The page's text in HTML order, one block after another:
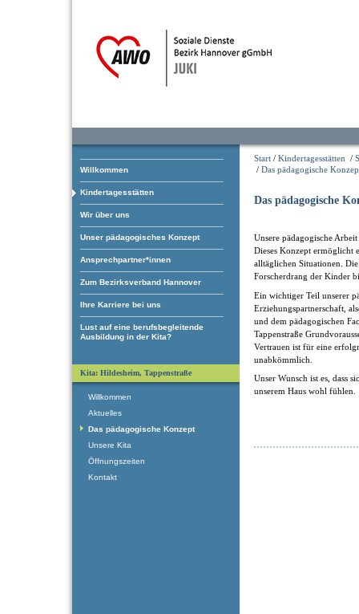
Willkommen
Kindertagesstätten
Wir über uns
Unser pädagogisches Konzept
Ansprechpartner*innen
Zum Bezirksverband Hannover
Ihre Karriere bei uns
Lust auf eine berufsbegleitende
Ausbildung in der Kita?
Start / Kindertagesstätten /
/ Das pädagogische
Das pädagogische
Unsere pädagogische
Dieses Konzept ermöglicht
alltäglichen Situationen.
Forscherdrang der Kinder
Ein wichtiger Teil unserer
Erziehungspartnerschaft,
und dem pädagogischen
Tappenstraße
Vertrauen ist für eine
unabkömmlich.
Unser Wunsch ist es, dass
unserem Haus wohl fühlen.
Kita: Hildesheim, Tappenstraße
Willkommen
Aktuelles
Das pädagogische Konzept
Unsere Kita
Öffnungszeiten
Kontakt